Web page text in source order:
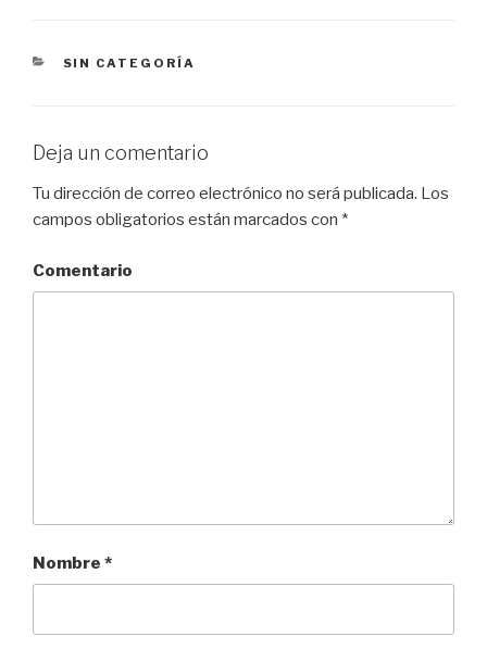
CATEGORÍAS
SIN CATEGORÍA
Deja un comentario
Tu dirección de correo electrónico no será publicada. Los
campos obligatorios están marcados con *
Comentario
Nombre *